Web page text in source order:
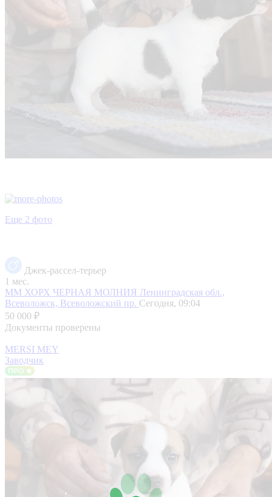
Еще 2 фото
Джек-рассел-терьер
1 мес.
ММ ХОРХ ЧЕРНАЯ МОЛНИЯ Ленинградская обл.,
Всеволожск, Всеволожский пр. Сегодня, 09:04
50 000 ₽
Документы проверены
MERSI MEY
Заводчик